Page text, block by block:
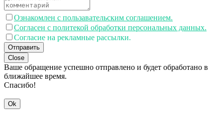
Ознакомлен с пользавательским соглашением.
Согласен с политекой обработки персональных данных.
Согласие на рекламные рассылки.
Отправить
Close
Ваше обращение успешно отправлено и будет обработано в
ближайшее время.
Спасибо!
Ok